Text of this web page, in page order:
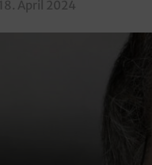
18. April 2024